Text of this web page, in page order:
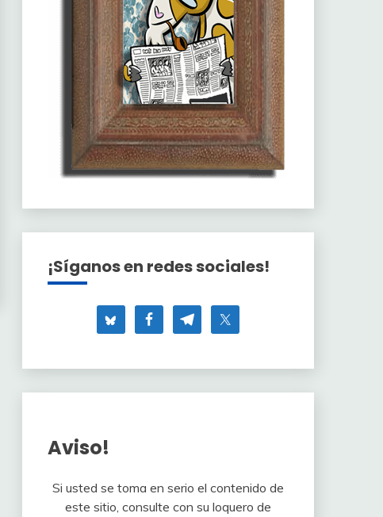
¡Síganos en redes sociales!
Aviso!
Si usted se toma en serio el contenido de
este sitio, consulte con su loquero de